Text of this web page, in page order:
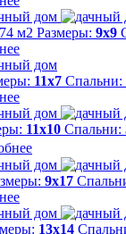
м2 Размеры: 9х9
11х7 Спальни:
11х10 Спальни:
9х17
13х14